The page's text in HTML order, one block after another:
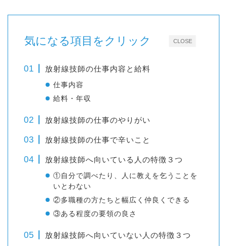
CLOSE
気になる項目をクリック
放射線技師の仕事内容と給料
仕事内容
給料・年収
放射線技師の仕事のやりがい
放射線技師の仕事で辛いこと
放射線技師へ向いている人の特徴３つ
①自分で調べたり、人に教えを乞うことを
いとわない
②多職種の方たちと幅広く仲良くできる
③ある程度の要領の良さ
放射線技師へ向いていない人の特徴３つ